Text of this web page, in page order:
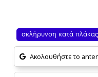
σκλήρυνση κατά πλάκας
Ακολουθήστε το